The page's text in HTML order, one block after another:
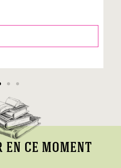
ce moment